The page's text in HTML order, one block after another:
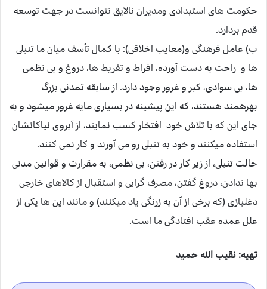
حكومت ‏هاى استبدادى ومديران نالايق نتوانست در جهت توسعه
قدم بردارد.
ب) عامل فرهنگى و(معايب اخلاقى): با كمال تأسف ميان ما تنبلى
ها و راحت به دست آورده، افراط و تفريط ها، دروغ و بى نظمى
ها، بى سوادى، كبر و غرور وجود دارد. از سابقه تمدنى بزرگ
بهره‏مند هستند، كه اين پيشينه در بسيارى مايه غرور ميشود و به
جاى اين كه با تلاش خود افتخار كسب نمايند، از آبروى نياكانشان
استفاده ميكنند و خود به تنبلى رو مى اّورند و كار نمى كنند.
حالت تنبلى، از زير كار در رفتن، بى نظمى، به مقرارت و قوانين مدنى
بها ندادن، دروغ گفتن، مصرف گرايى و استقبال از كالاهاى خارجى
دغلبازى (كه برخى از آن به زرنگى ياد ميكنند) و مانند اين‏ ها يكى از
علل عمده عقب افتادگى ما است.
تهیه: نقيب الله حمید